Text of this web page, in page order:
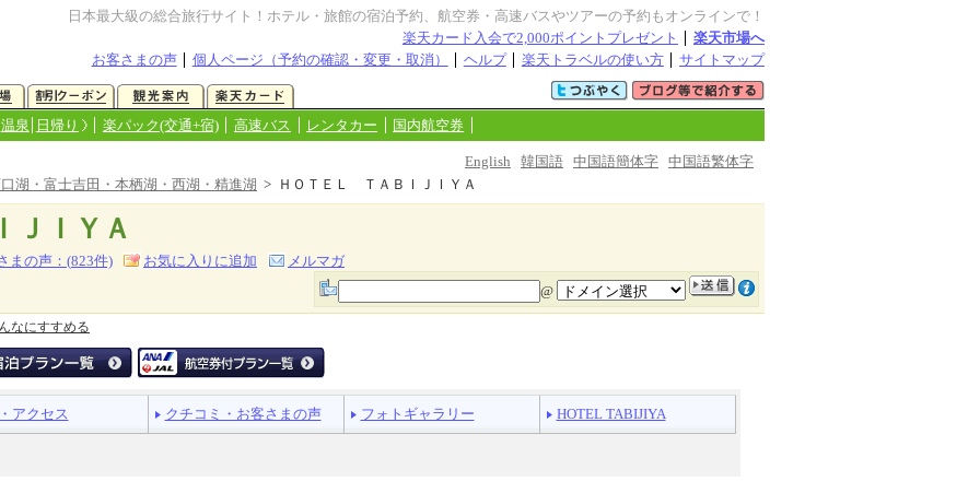
日本最大級の総合旅行サイト！ホテル・旅館の宿泊予約、航空券・高速バスやツアーの予約もオンラインで！
楽天カード入会で2,000ポイントプレゼント
楽天市場へ
お客さまの声
個人ページ（予約の確認・変更・取消） ヘルプ 楽天トラベルの使い方 サイトマップ
温泉 日帰り 楽パック(交通+宿) 高速バス レンタカー 国内航空券
English 韓国語 中国語簡体字 中国語繁体字
湖・富士吉田・本栖湖・西湖・精進湖 > ＨＯＴＥＬ ＴＡＢＩＪＩＹＡ
ＪＩＹＡ
まの声：(823件) お気に入りに追加
メルマガ
@
なにすすめる
アクセス クチコミ・お客さまの声 フォトギャラリー HOTEL TABIJIYA